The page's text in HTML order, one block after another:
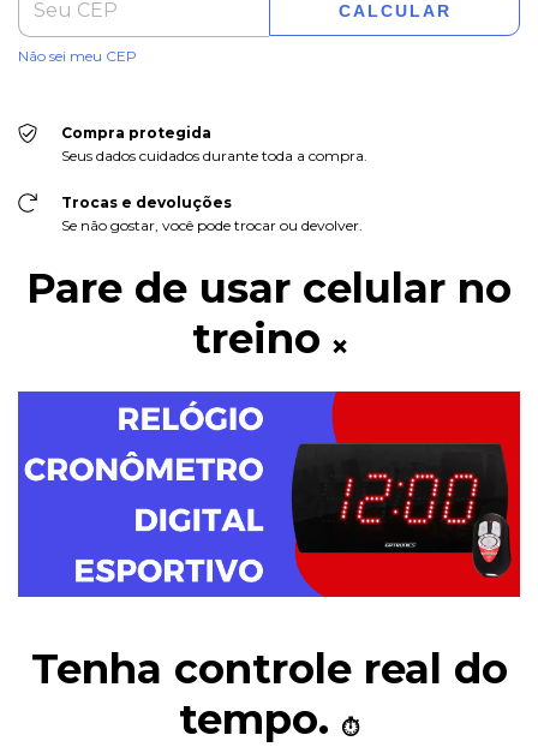
CALCULAR
Não sei meu CEP
Compra protegida
Seus dados cuidados durante toda a compra.
Trocas e devoluções
Se não gostar, você pode trocar ou devolver.
Pare de usar celular no
treino ❌
Tenha controle real do
tempo.
⏱️